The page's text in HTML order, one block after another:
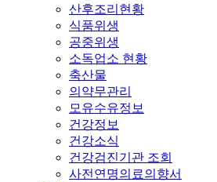
산후조리현황
식품위생
공중위생
소독업소 현황
축산물
의약무관리
모유수유정보
건강정보
건강소식
건강검진기관 조회
사전연명의료의향서